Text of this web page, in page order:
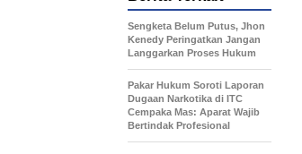
Sengketa Belum Putus, Jhon
Kenedy Peringatkan Jangan
Langgarkan Proses Hukum
Pakar Hukum Soroti Laporan
Dugaan Narkotika di ITC
Cempaka Mas: Aparat Wajib
Bertindak Profesional